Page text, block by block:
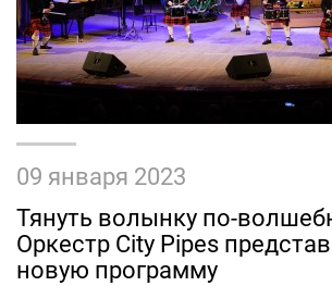
09 января 2023
Тянуть волынку по-
Оркестр City Pipes
новую программу